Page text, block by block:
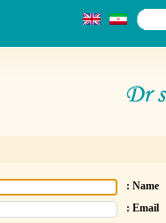
Name :
Email :